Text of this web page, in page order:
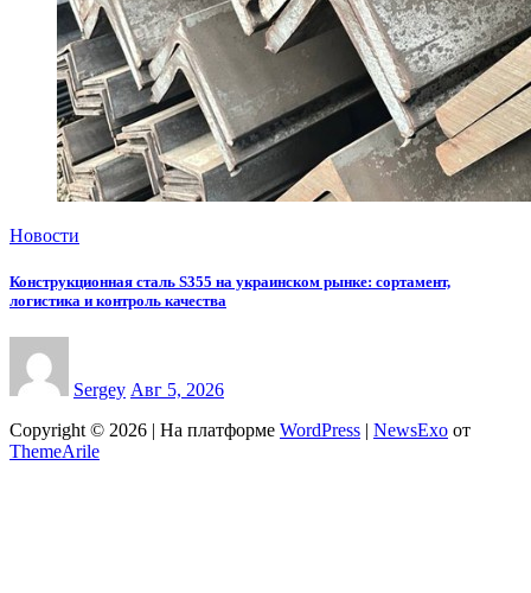
Новости
Конструкционная сталь S355 на украинском рынке: сортамент,
логистика и контроль качества
Sergey Авг 5, 2026
Copyright © 2026 | На платформе WordPress NewsExo от
ThemeArile